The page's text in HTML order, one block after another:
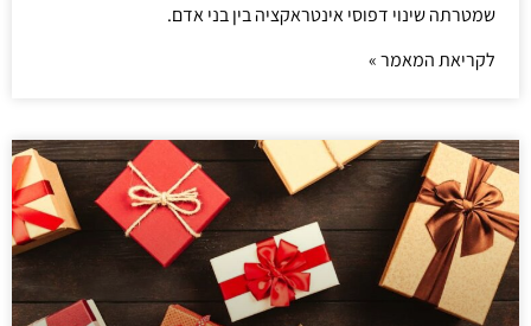
שמטרתה שינוי דפוסי אינטראקציה בין בני אדם.
לקריאת המאמר »